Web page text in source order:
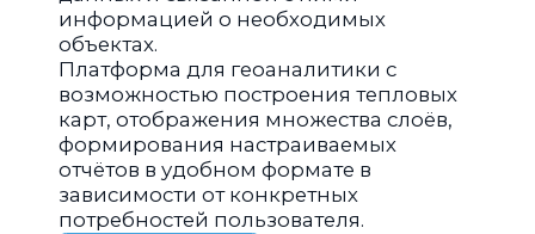
информацией о необходимых
объектах.
Платформа для геоаналитики с
возможностью построения тепловых
карт, отображения множества слоёв,
формирования настраиваемых
отчётов в удобном формате в
зависимости от конкретных
потребностей пользователя.